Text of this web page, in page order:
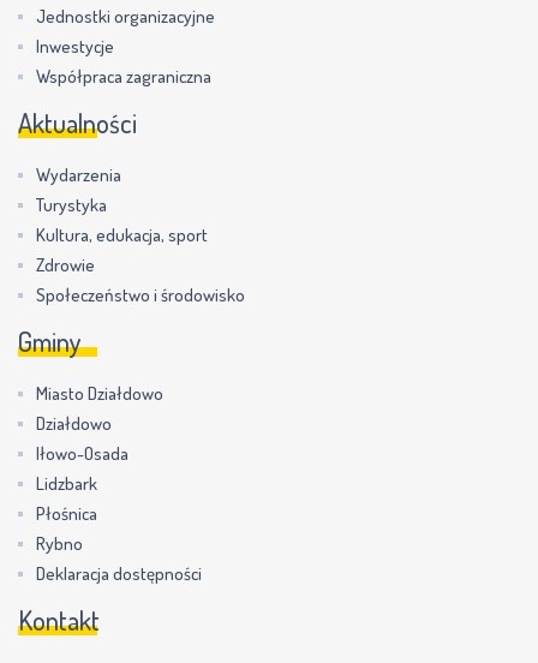
Jednostki organizacyjne
Inwestycje
Współpraca zagraniczna
Aktualności
Wydarzenia
Turystyka
Kultura, edukacja, sport
Zdrowie
Społeczeństwo i środowisko
Gminy
Miasto Działdowo
Działdowo
Iłowo-Osada
Lidzbark
Płośnica
Rybno
Deklaracja dostępności
Kontakt